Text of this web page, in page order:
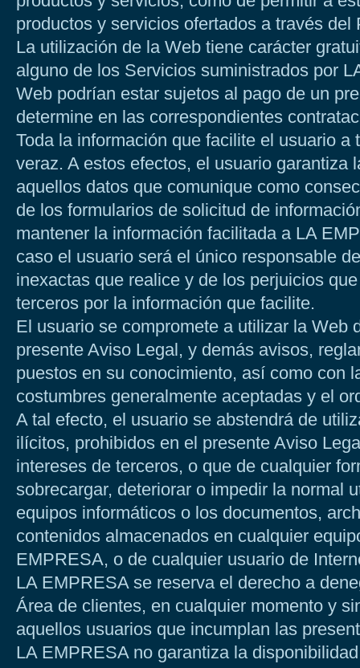
productos y servicios ofertados a través del
La utilización de la Web tiene carácter
alguno de los Servicios suministrados por
Web podrían estar sujetos al pago de un
determine en las correspondientes
Toda la información que facilite el usuario a
veraz. A estos efectos, el usuario garantiza
aquellos datos que comunique como
de los formularios de solicitud de
mantener la información facilitada a LA
caso el usuario será el único responsable
inexactas que realice y de los perjuicios
terceros por la información que facilite.
El usuario se compromete a utilizar la Web
presente Aviso Legal, y demás avisos,
puestos en su conocimiento, así como con
costumbres generalmente aceptadas y el
A tal efecto, el usuario se abstendrá de
ilícitos, prohibidos en el presente Aviso
intereses de terceros, o que de cualquier
sobrecargar, deteriorar o impedir la normal
equipos informáticos o los documentos,
contenidos almacenados en cualquier
EMPRESA, o de cualquier usuario de
LA EMPRESA se reserva el derecho a
Área de clientes, en cualquier momento y
aquellos usuarios que incumplan las
LA EMPRESA no garantiza la